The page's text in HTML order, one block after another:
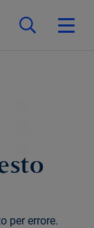
per errore.